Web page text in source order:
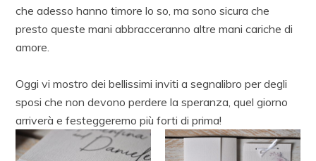
che adesso hanno timore lo so, ma sono sicura che
presto queste mani abbracceranno altre mani cariche di
amore.
Oggi vi mostro dei bellissimi inviti a segnalibro per degli
sposi che non devono perdere la speranza, quel giorno
arriverà e festeggeremo più forti di prima!